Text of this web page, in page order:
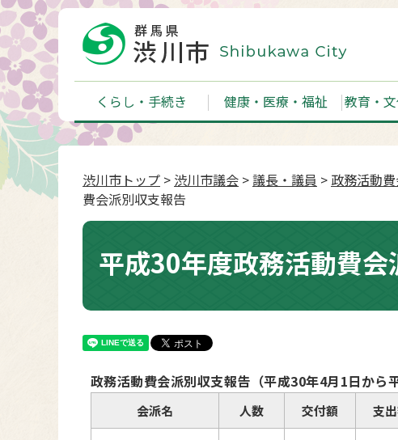
くらし・手続き 健康・医療・福祉 教育・
渋川市トップ > 渋川市議会 >議長・議員 > 政務活動
費会派別収支報告
平成30年度政務活動費会
政務活動費会派別収支報告（平成30年4月1日から
会派名 人数 交付額 支